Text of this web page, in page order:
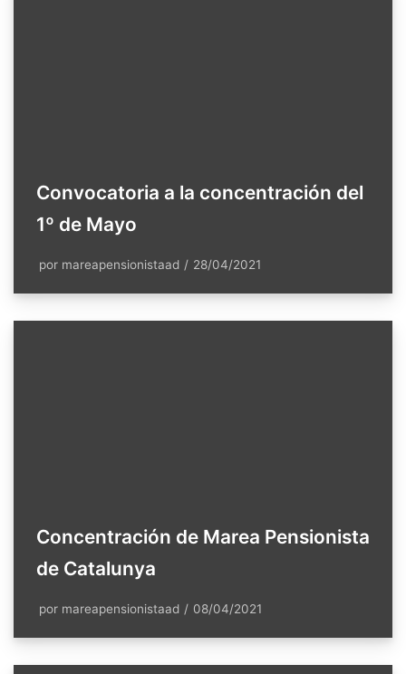
Convocatoria a la concentración del
1º de Mayo
por mareapensionistaad 28/04/2021
Concentración de Marea Pensionista
de Catalunya
por mareapensionistaad 08/04/2021